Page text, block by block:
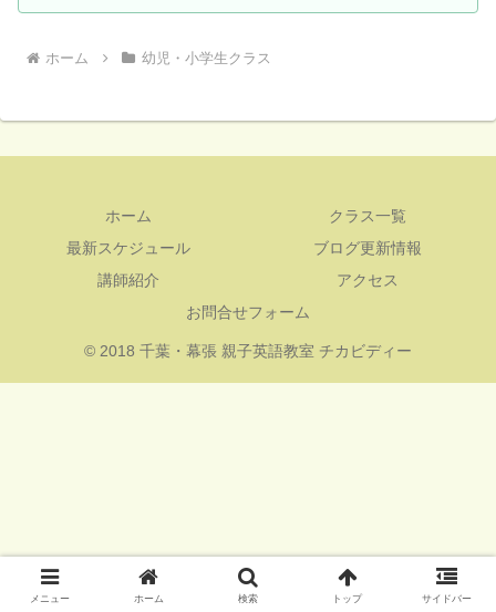
ホーム 幼児・小学生クラス
ホーム
クラス一覧
最新スケジュール
ブログ更新情報
講師紹介
アクセス
お問合せフォーム
© 2018 千葉・幕張 親子英語教室 チカビディー
メニュー ホーム 検索 トップ サイドバー